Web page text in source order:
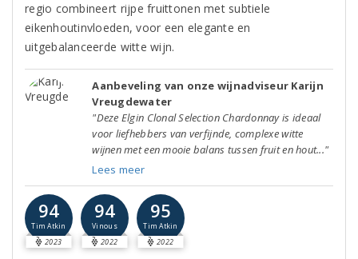
regio combineert rijpe fruittonen met subtiele
eikenhoutinvloeden, voor een elegante en
uitgebalanceerde witte wijn.
Aanbeveling van onze wijnadviseur Karijn
Vreugdewater
"Deze Elgin Clonal Selection Chardonnay is ideaal
voor liefhebbers van verfijnde, complexe witte
wijnen met een mooie balans tussen fruit en hout..."
Lees meer
94
Tim Atkin
2023
94
Vinous
2022
95
Tim Atkin
2022